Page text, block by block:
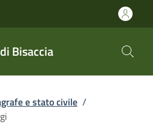
Bisaccia
e stato civile /